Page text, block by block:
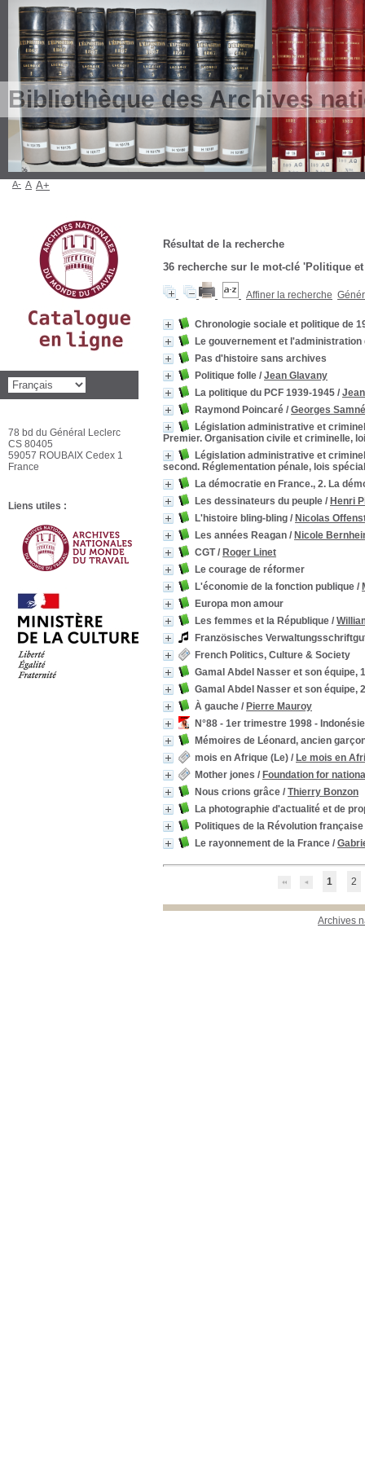
Bibliothèque des Archives
Résultat de la recherche
36 recherche sur le mot-clé 'Politique
Affiner la recherche
Chronologie sociale et politique de
Le gouvernement et l'administration
Pas d'histoire sans archives
Politique folle / Jean Glavany
La politique du PCF 1939-1945 /
Raymond Poincaré / Georges Samné
Législation administrative et
Premier. Organisation civile et criminelle,
Législation administrative et
second. Réglementation pénale, lois
La démocratie en France., 2. La
Les dessinateurs du peuple / Henri
L'histoire bling-bling / Nicolas
Les années Reagan / Nicole
CGT/ Roger Linet
Le courage de réformer
L'économie de la fonction publique /
Europa mon amour
Les femmes et la République /
Französisches
French Politics, Culture & Society
Gamal Abdel Nasser et son équipe,
Gamal Abdel Nasser et son équipe,
À gauche / Pierre Mauroy
N°88 - 1er trimestre 1998 - Indonésie
Mémoires de Léonard, ancien
mois en Afrique (Le) / Le mois en
Mother jones / Foundation for
Nous crions grâce / Thierry Bonzon
La photographie d'actualité et de
Politiques de la Révolution française
Le rayonnement de la France /
1 2
Archives
A- A A+
78 bd du Général Leclerc
CS 80405
59057 ROUBAIX Cedex 1
France
Liens utiles :